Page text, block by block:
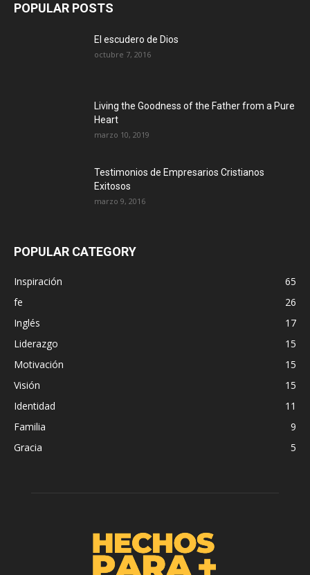
POPULAR POSTS
El escudero de Dios
octubre 7, 2016
Living the Goodness of the Father from a Pure
Heart
marzo 10, 2019
Testimonios de Empresarios Cristianos
Exitosos
marzo 9, 2016
POPULAR CATEGORY
Inspiración
65
fe
26
Inglés
17
Liderazgo
15
Motivación
15
Visión
15
Identidad
11
Familia
9
Gracia
5